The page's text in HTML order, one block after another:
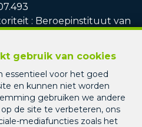
gebruik van cookies
essentieel voor het goed
en kunnen niet worden
gebruiken we andere
de site te verbeteren, ons
mediafuncties zoals het
: Beroepinstituut van
code
AXA Belgium, Troonplein
010.730.390.160) Dekking
die in België worden